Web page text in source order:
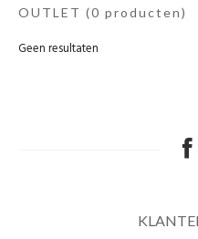
OUTLET (0 producten)
Geen resultaten